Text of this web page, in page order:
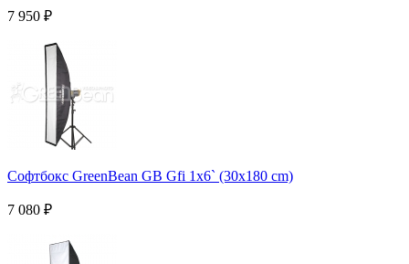
7 950 ₽
Софтбокс GreenBean GB Gfi 1x6` (30x180 cm)
7 080 ₽